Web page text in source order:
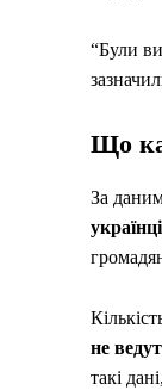
“Були
Що
За
не
такі